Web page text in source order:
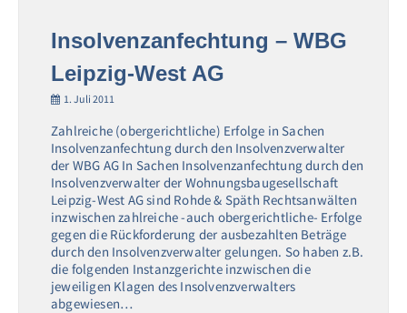
Insolvenzanfechtung – WBG
Leipzig-West AG
1. Juli 2011
Zahlreiche (obergerichtliche) Erfolge in Sachen
Insolvenzanfechtung durch den Insolvenzverwalter
der WBG AG In Sachen Insolvenzanfechtung durch den
Insolvenzverwalter der Wohnungsbaugesellschaft
Leipzig-West AG sind Rohde & Späth Rechtsanwälten
inzwischen zahlreiche -auch obergerichtliche- Erfolge
gegen die Rückforderung der ausbezahlten Beträge
durch den Insolvenzverwalter gelungen. So haben z.B.
die folgenden Instanzgerichte inzwischen die
jeweiligen Klagen des Insolvenzverwalters
abgewiesen…